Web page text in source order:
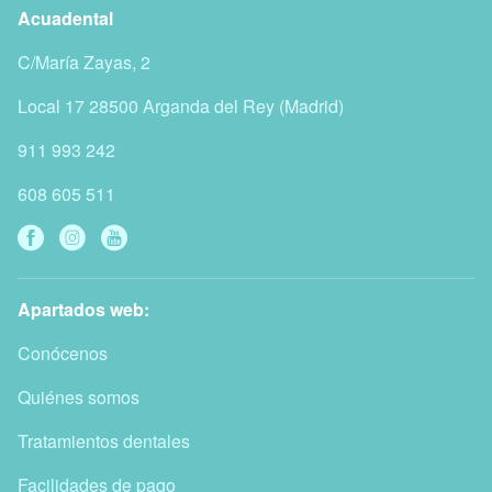
Acuadental
C/María Zayas, 2
Local 1728500 Arganda del Rey (Madrid)
911 993 242
608 605 511
Apartados web:
Conócenos
Quiénes somos
Tratamientos dentales
Facilidades de pago